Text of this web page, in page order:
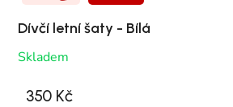
Dívčí letní šaty - Bílá
Skladem
350 Kč